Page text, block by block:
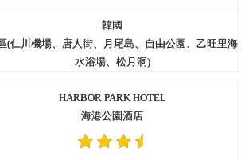
韓國
(仁川機場、唐人街、月尾島、自由公園、乙旺里海
水浴場、松月洞)
HARBOR PARK HOTEL
海港公園酒店